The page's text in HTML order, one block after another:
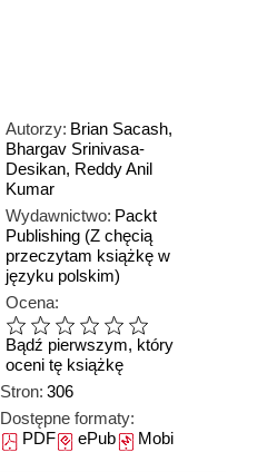
Autorzy: Brian Sacash,
Bhargav Srinivasa-
Desikan, Reddy Anil
Kumar
Wydawnictwo: Packt
Publishing (Z chęcią
przeczytam książkę w
języku polskim)
Ocena:
Bądź pierwszym, który
oceni tę książkę
Stron: 306
Dostępne formaty:
PDFePubMobi